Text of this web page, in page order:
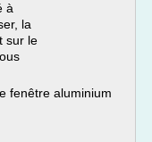
à
la
sur le
fenêtre aluminium